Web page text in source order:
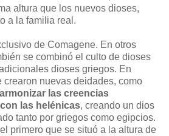
altura que los nuevos dioses,
a la familia real.
de Comagene. En otros
se combinó el culto de dioses
dioses griegos. En
crearon nuevas deidades, como
armonizar las creencias
las helénicas, creando un dios
tanto por griegos como egipcios.
primero que se situó a la altura de